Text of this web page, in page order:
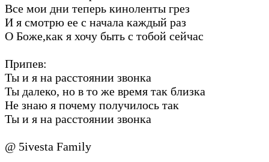
Все мои дни теперь киноленты грез
И я смотрю ее с начала каждый раз
О Боже,как я хочу быть с тобой сейчас
Припев:
Ты и я на расстоянии звонка
Ты далеко, но в то же время так близка
Не знаю я почему получилось так
Ты и я на расстоянии звонка
@ 5ivesta Family